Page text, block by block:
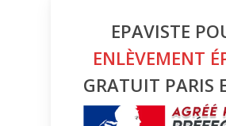
EPAVISTE
ENLÈVEMENT
GRATUIT PARIS